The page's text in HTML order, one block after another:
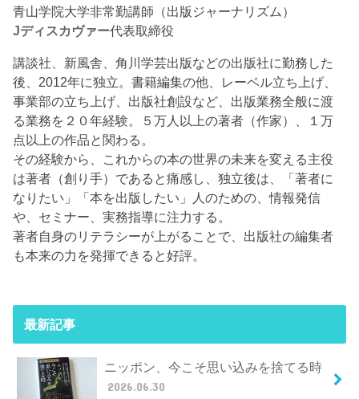
青山学院大学非常勤講師（出版ジャーナリズム）
Jディスカヴァー代表取締役
講談社、新風舎、角川学芸出版などの出版社に勤務した
後、2012年に独立。書籍編集の他、レーベル立ち上げ、
事業部の立ち上げ、出版社創設など、出版業務全般に渡
る業務を２０年経験。５万人以上の著者（作家）、１万
点以上の作品と関わる。
その経験から、これからの本の世界の未来を変える主役
は著者（創り手）であると痛感し、独立後は、「著者に
なりたい」「本を出版したい」人のための、情報発信
や、セミナー、実務指導に注力する。
著者自身のリテラシーが上がることで、出版社の編集者
も本来の力を発揮できると好評。
最新記事
ニッポン、今こそ思い込みを捨てる時
2026.06.30